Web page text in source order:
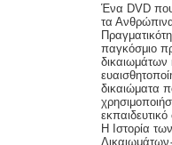
Ένα DVD
τα
παγκόσμιο
δικαιωμάτων
δικαιώματα
Η Ιστορία